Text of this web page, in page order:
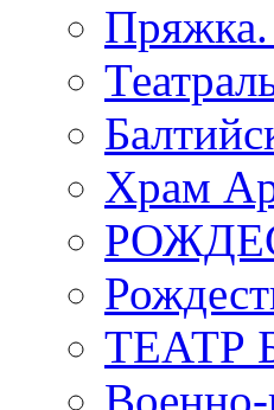
Пряжка.
Храм
ТЕАТР